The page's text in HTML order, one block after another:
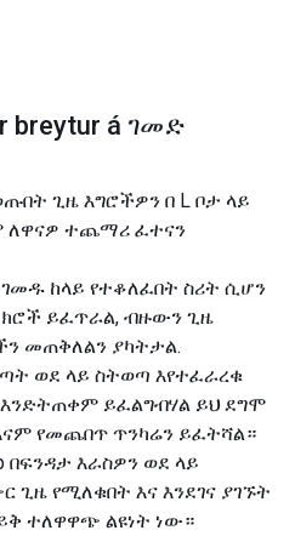
breytur á ገመድ
ጊዜ እግሮችዎን በ L ቦታ ላይ
ለዋናዎ ተጨማሪ ፈተናን
ከላይ የተቆለፈበት ስሪት ሲሆን
ይፈጥራል, ብዙውን ጊዜ
መጠቅለልን ያካትታል.
ወደ ላይ ስትወጣ እየተፈራረቁ
ይፈልግብሃል ይህ ደግሞ
የመጨበጥ ጥንካሬን ይፈትሻል።
በፍንዳታ እራስዎን ወደ ላይ
ጊዜ የሚለቁበት እና እንደገና ያገኙት
ተለዋዋጭ ልዩነት ነው።